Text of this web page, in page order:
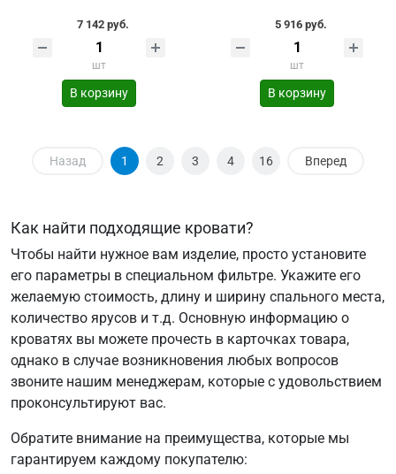
7 142 руб.
шт
В корзину
5 916 руб.
шт
В корзину
Назад 1 2 3 4 16 Вперед
Как найти подходящие кровати?
Чтобы найти нужное вам изделие, просто установите
его параметры в специальном фильтре. Укажите его
желаемую стоимость, длину и ширину спального места,
количество ярусов и т.д. Основную информацию о
кроватях вы можете прочесть в карточках товара,
однако в случае возникновения любых вопросов
звоните нашим менеджерам, которые с удовольствием
проконсультируют вас.
Обратите внимание на преимущества, которые мы
гарантируем каждому покупателю: